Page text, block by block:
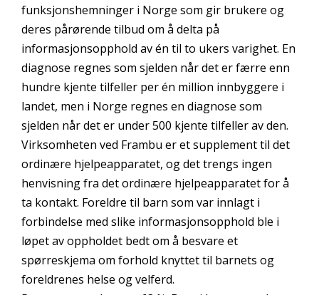
funksjonshemninger i Norge som gir brukere og
deres pårørende tilbud om å delta på
informasjonsopphold av én til to ukers varighet. En
diagnose regnes som sjelden når det er færre enn
hundre kjente tilfeller per én million innbyggere i
landet, men i Norge regnes en diagnose som
sjelden når det er under 500 kjente tilfeller av den.
Virksomheten ved Frambu er et supplement til det
ordinære hjelpeapparatet, og det trengs ingen
henvisning fra det ordinære hjelpeapparatet for å
ta kontakt. Foreldre til barn som var innlagt i
forbindelse med slike informasjonsopphold ble i
løpet av oppholdet bedt om å besvare et
spørreskjema om forhold knyttet til barnets og
foreldrenes helse og velferd.